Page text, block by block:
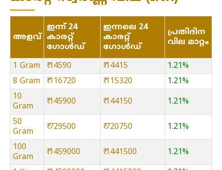
അളവ്
ഇന്ന് 24
കാരറ്റ്
ഗോൾഡ്
ഇന്നലെ 24
കാരറ്റ്
ഗോൾഡ്
പ്രതിദിന
വില മാറ്റം
1 Gram ₹ 14590 ₹ 14415
1.21%
8 Gram
₹ 116720 ₹ 115320
1.21%
10
Gram
₹ 145900 ₹ 144150 1.21%
50
Gram
₹ 729500 ₹ 720750 1.21%
100
Gram
₹ 1459000 ₹ 1441500 1.21%